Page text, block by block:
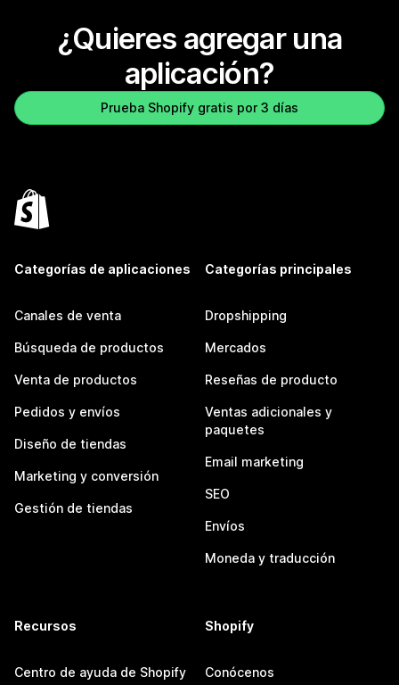
¿Quieres agregar una
aplicación?
Prueba Shopify gratis por 3 días
Categorías de aplicaciones
Canales de venta
Búsqueda de productos
Venta de productos
Pedidos y envíos
Diseño de tiendas
Marketing y conversión
Gestión de tiendas
Categorías principales
Dropshipping
Mercados
Reseñas de producto
Ventas adicionales y
paquetes
Email marketing
SEO
Envíos
Moneda y traducción
Recursos
Centro de ayuda de Shopify
Shopify
Conócenos